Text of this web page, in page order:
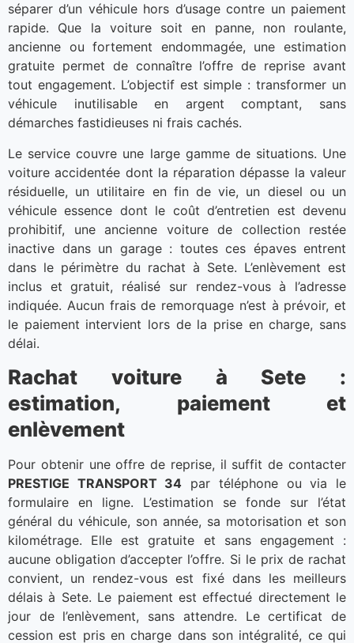
séparer d’un véhicule hors d’usage contre un paiement
rapide. Que la voiture soit en panne, non roulante,
ancienne ou fortement endommagée, une estimation
gratuite permet de connaître l’offre de reprise avant
tout engagement. L’objectif est simple : transformer un
véhicule inutilisable en argent comptant, sans
démarches fastidieuses ni frais cachés.
Le service couvre une large gamme de situations. Une
voiture accidentée dont la réparation dépasse la valeur
résiduelle, un utilitaire en fin de vie, un diesel ou un
véhicule essence dont le coût d’entretien est devenu
prohibitif, une ancienne voiture de collection restée
inactive dans un garage : toutes ces épaves entrent
dans le périmètre du rachat à Sete. L’enlèvement est
inclus et gratuit, réalisé sur rendez-vous à l’adresse
indiquée. Aucun frais de remorquage n’est à prévoir, et
le paiement intervient lors de la prise en charge, sans
délai.
Rachat voiture à Sete :
estimation, paiement et
enlèvement
Pour obtenir une offre de reprise, il suffit de contacter
PRESTIGE TRANSPORT 34 par téléphone ou via le
formulaire en ligne. L’estimation se fonde sur l’état
général du véhicule, son année, sa motorisation et son
kilométrage. Elle est gratuite et sans engagement :
aucune obligation d’accepter l’offre. Si le prix de rachat
convient, un rendez-vous est fixé dans les meilleurs
délais à Sete. Le paiement est effectué directement le
jour de l’enlèvement, sans attendre. Le certificat de
cession est pris en charge dans son intégralité, ce qui